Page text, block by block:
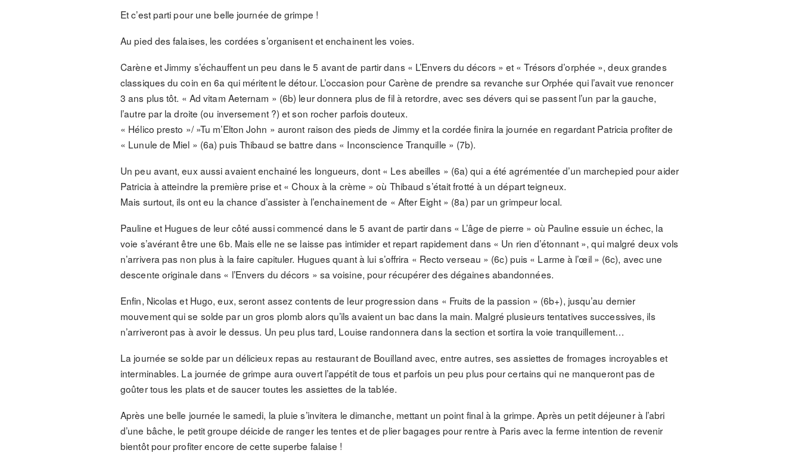
Et c’est parti pour une belle journée de grimpe !
Au pied des falaises, les cordées s’organisent et enchainent les voies.
Carène et Jimmy s’échauffent un peu dans le 5 avant de partir dans « L’Envers du décors » et « Trésors d’orphée », deux grandes
classiques du coin en 6a qui méritent le détour. L’occasion pour Carène de prendre sa revanche sur Orphée qui l’avait vue renoncer
3 ans plus tôt. « Ad vitam Aeternam » (6b) leur donnera plus de fil à retordre, avec ses dévers qui se passent l’un par la gauche,
l’autre par la droite (ou inversement ?) et son rocher parfois douteux.
« Hélico presto »/ »Tu m’Elton John » auront raison des pieds de Jimmy et la cordée finira la journée en regardant Patricia profiter de
« Lunule de Miel » (6a) puis Thibaud se battre dans « Inconscience Tranquille » (7b).
Un peu avant, eux aussi avaient enchainé les longueurs, dont « Les abeilles » (6a) qui a été agrémentée d’un marchepied pour aider
Patricia à atteindre la première prise et « Choux à la crème » où Thibaud s’était frotté à un départ teigneux.
Mais surtout, ils ont eu la chance d’assister à l’enchainement de « After Eight » (8a) par un grimpeur local.
Pauline et Hugues de leur côté aussi commencé dans le 5 avant de partir dans « L’âge de pierre » où Pauline essuie un échec, la
voie s’avérant être une 6b. Mais elle ne se laisse pas intimider et repart rapidement dans « Un rien d’étonnant », qui malgré deux vols
n’arrivera pas non plus à la faire capituler. Hugues quant à lui s’offrira « Recto verseau » (6c) puis « Larme à l’œil » (6c), avec une
descente originale dans « l’Envers du décors » sa voisine, pour récupérer des dégaines abandonnées.
Enfin, Nicolas et Hugo, eux, seront assez contents de leur progression dans « Fruits de la passion » (6b+), jusqu’au dernier
mouvement qui se solde par un gros plomb alors qu’ils avaient un bac dans la main. Malgré plusieurs tentatives successives, ils
n’arriveront pas à avoir le dessus. Un peu plus tard, Louise randonnera dans la section et sortira la voie tranquillement…
La journée se solde par un délicieux repas au restaurant de Bouilland avec, entre autres, ses assiettes de fromages incroyables et
interminables. La journée de grimpe aura ouvert l’appétit de tous et parfois un peu plus pour certains qui ne manqueront pas de
goûter tous les plats et de saucer toutes les assiettes de la tablée.
Après une belle journée le samedi, la pluie s’invitera le dimanche, mettant un point final à la grimpe. Après un petit déjeuner à l’abri
d’une bâche, le petit groupe déicide de ranger les tentes et de plier bagages pour rentre à Paris avec la ferme intention de revenir
bientôt pour profiter encore de cette superbe falaise !